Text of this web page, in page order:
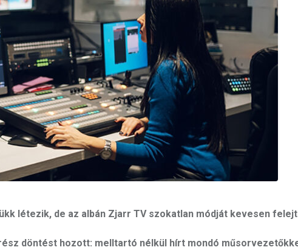
létezik, de az albán Zjarr TV szokatlan módját kevesen
döntést hozott: melltartó nélkül hírt mondó